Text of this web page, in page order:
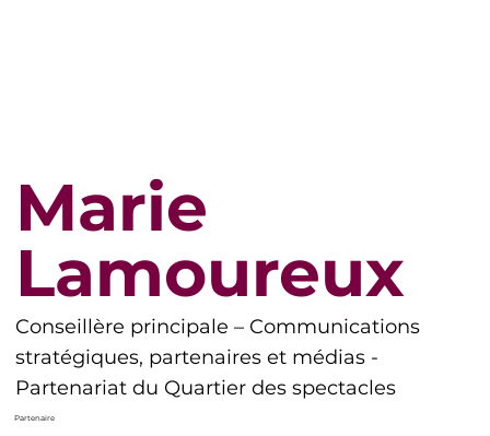
Marie
Lamoureux
Conseillère principale – Communications
stratégiques, partenaires et médias -
Partenariat du Quartier des spectacles
Partenaire